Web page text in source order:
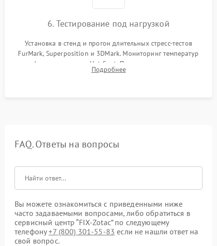
6. Тестирование под нагрузкой
Установка в стенд и прогон длительных стресс-тестов
FurMark, Superposition и 3DMark. Мониторинг температур
графического чипа и Hot Spot. Проверка на отсутствие
артефактов изображения, вылетов драйвера и зависаний.
Подробнее
FAQ. Ответы на вопросы
Вы можете ознакомиться с приведенными ниже
часто задаваемыми вопросами, либо обратиться в
сервисный центр “FIX-Zotac” по следующему
телефону+7 (800) 301-55-83 если не нашли ответ на
свой вопрос.